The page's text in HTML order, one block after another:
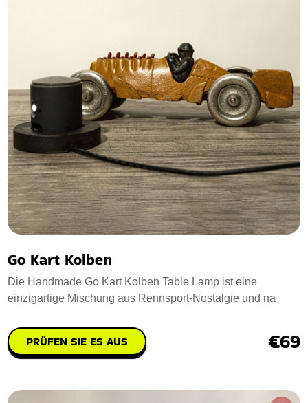
Go Kart Kolben
Die Handmade Go Kart Kolben Table Lamp ist eine
einzigartige Mischung aus Rennsport-Nostalgie und na
PRÜFEN SIE ES AUS €69